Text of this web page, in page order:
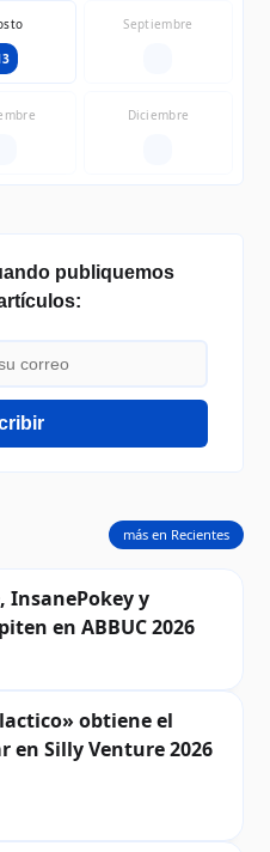
Septiembre
Diciembre
publiquemos
InsanePokey y
en ABBUC 2026
obtiene el
en Silly Venture 2026
más en Recientes